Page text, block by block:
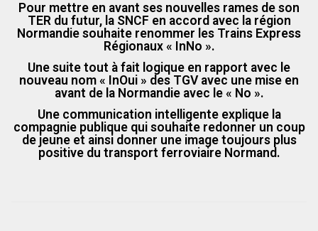
Pour mettre en avant ses nouvelles rames de son
TER du futur, la SNCF en accord avec la région
Normandie souhaite renommer les Trains Express
Régionaux « InNo ».
Une suite tout à fait logique en rapport avec le
nouveau nom « InOui » des TGV avec une mise en
avant de la Normandie avec le « No ».
Une communication intelligente explique la
compagnie publique qui souhaite redonner un coup
de jeune et ainsi donner une image toujours plus
positive du transport ferroviaire Normand.